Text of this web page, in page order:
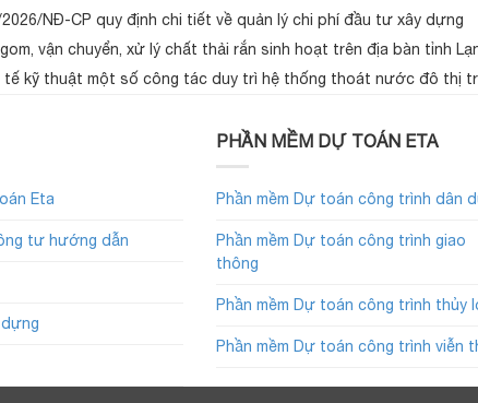
2026/NĐ-CP quy định chi tiết về quản lý chi phí đầu tư xây dựng
vận chuyển, xử lý chất thải rắn sinh hoạt trên địa bàn tỉnh
tế kỹ thuật một số công tác duy trì hệ thống thoát nước đô thị
Eta
tư hướng dẫn
PHẦN MỀM DỰ TOÁN ETA
Phần mềm Dự toán công trình dân
Phần mềm Dự toán công trình giao
thông
Phần mềm Dự toán công trình thủy
Phần mềm Dự toán công trình viễn